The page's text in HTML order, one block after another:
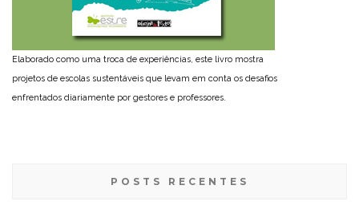
Elaborado como uma troca de experiências, este livro mostra
projetos de escolas sustentáveis que levam em conta os desafios
enfrentados diariamente por gestores e professores.
POSTS RECENTES